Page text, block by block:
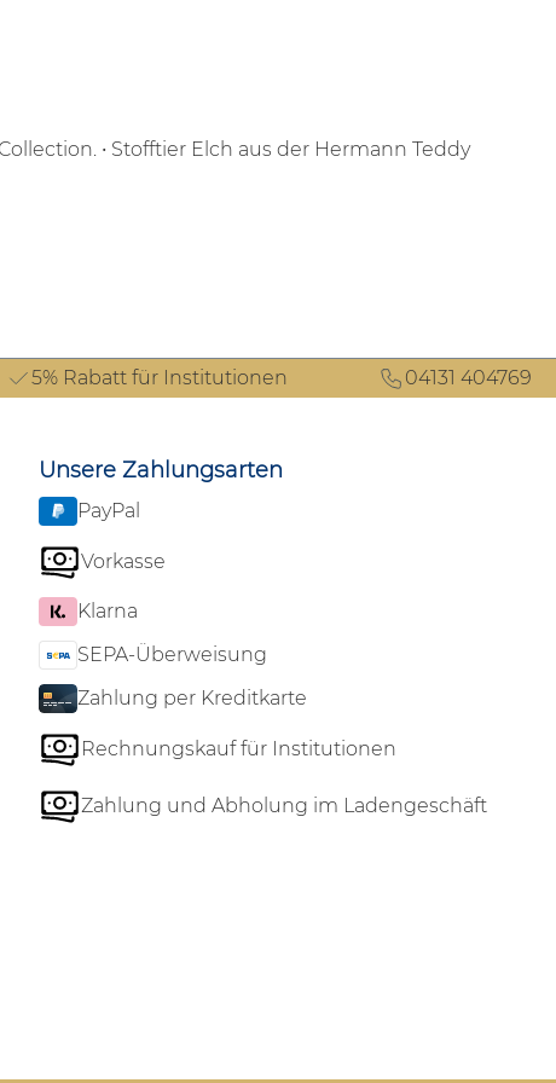
• Stofftier Elch aus der Hermann Teddy
5% Rabatt für Institutionen 04131 404769
Unsere Zahlungsarten
PayPal
Vorkasse
Klarna
SEPA-Überweisung
Zahlung per Kreditkarte
Rechnungskauf für Institutionen
Zahlung und Abholung im Ladengeschäft